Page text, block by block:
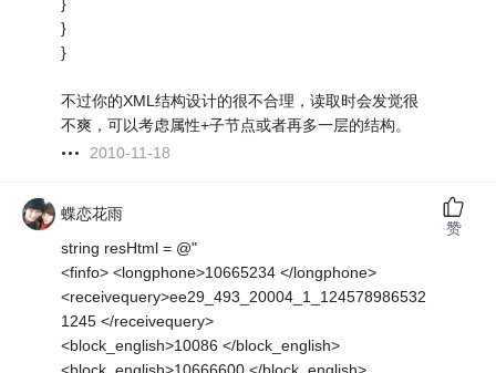
}
}
}
不过你的XML结构设计的很不合理，读取时会发觉很
不爽，可以考虑属性+子节点或者再多一层的结构。
2010-11-18
蝶恋花雨
string resHtml = @"
<finfo> <longphone>10665234 </longphone>
<receivequery>ee29_493_20004_1_124578986532
1245 </receivequery>
<block_english>10086 </block_english>
赞